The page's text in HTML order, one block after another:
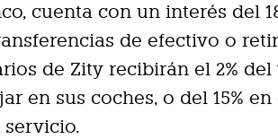
cuenta con un interés del
de efectivo o
de Zity recibirán el 2%
en sus coches, o del 15% en